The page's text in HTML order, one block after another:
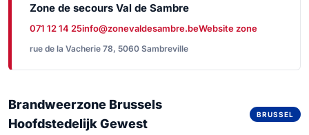
Zone de secours Val de Sambre
071 12 14 25info@zonevaldesambre.beWebsite zone
rue de la Vacherie 78, 5060 Sambreville
Brandweerzone Brussels
Hoofdstedelijk Gewest
BRUSSEL